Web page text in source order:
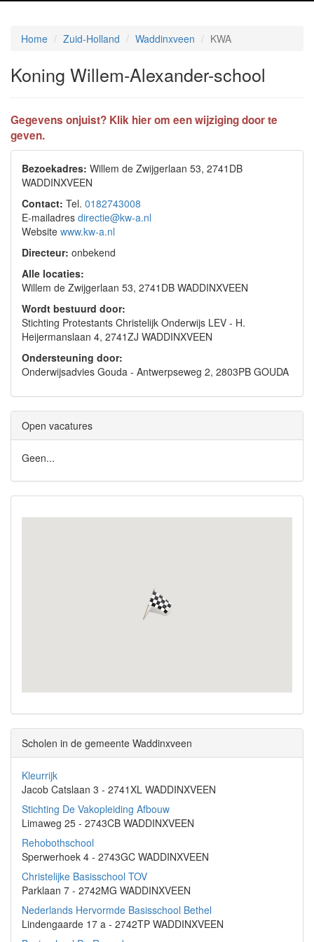
Home Zuid-Holland Waddinxveen KWA
Koning Willem-Alexander-school
Gegevens onjuist? Klik hier om een wijziging door te
geven.
Bezoekadres: Willem de Zwijgerlaan 53, 2741DB
WADDINXVEEN
Contact: Tel. 0182743008
E-mailadres directie@kw-a.nl
Website www.kw-a.nl
Directeur: onbekend
Alle locaties:
Willem de Zwijgerlaan 53, 2741DB WADDINXVEEN
Wordt bestuurd door:
Stichting Protestants Christelijk Onderwijs LEV - H.
Heijermanslaan 4, 2741ZJ WADDINXVEEN
Ondersteuning door:
Onderwijsadvies Gouda - Antwerpseweg 2, 2803PB GOUDA
Open vacatures
Geen...
Scholen in de gemeente Waddinxveen
Kleurrijk
Jacob Catslaan 3 - 2741XL WADDINXVEEN
Stichting De Vakopleiding Afbouw
Limaweg 25 - 2743CB WADDINXVEEN
Rehobothschool
Sperwerhoek 4 - 2743GC WADDINXVEEN
Christelijke Basisschool TOV
Parklaan 7 - 2742MG WADDINXVEEN
Nederlands Hervormde Basisschool Bethel
Lindengaarde 17 a - 2742TP WADDINXVEEN